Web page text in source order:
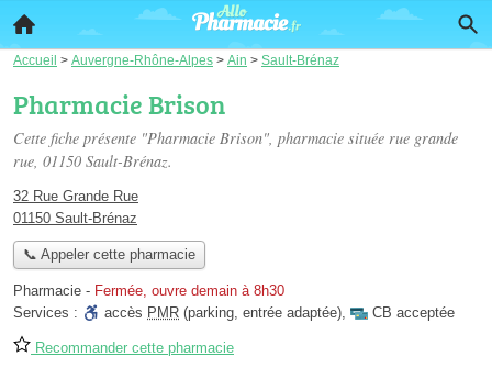
Accueil > Auvergne-Rhône-Alpes > Ain > Sault-Brénaz
Pharmacie Brison
Cette fiche présente "Pharmacie Brison", pharmacie située rue grande
rue, 01150 Sault-Brénaz.
32 Rue Grande Rue
01150 Sault-Brénaz
📞 Appeler cette pharmacie
Pharmacie - Fermée, ouvre demain à 8h30
Services :
accès PMR (parking, entrée adaptée), CB acceptée
Recommander cette pharmacie